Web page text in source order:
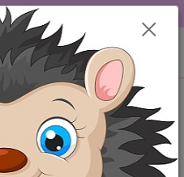
SKLADEM.....
Menu
Hledat
za 0,00 Kč